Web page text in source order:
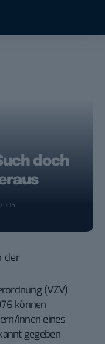
doch
der
(VZV)
können
innen eines
gegeben